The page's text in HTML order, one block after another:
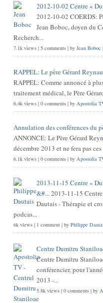
2012-10-02 Centre «
2012-10-02 COERDS:
Jean Boboc, doyen du
Recherch...
7.1k views| 5 comments| by Jean Boboc |
RAPPEL: Le père Gérard
RAPPEL: Comme annoncé à
traitement médical, le Père
6.4k views| 0 comments| by Apostolia
Annulation des conférences du
ANNONCE: Le Père Gérard
décembre 2013 et ne fera pas
6.1k views| 0 comments| by Apostolia
2013-11-15 Centre «
&#...2013-11-15
Dautais - Thérapie et
podcas...
6k views| 1 comment| by Philippe
Centre Dumitru
Centre Dumitru
conférencier, pour
2013 -...
5.8k views| 0 comments| by